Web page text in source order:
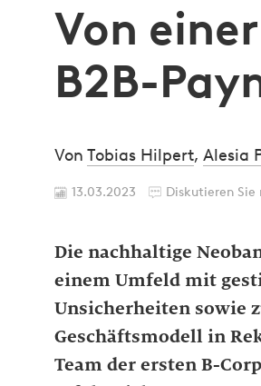
Von
B2B-
Von Tobias Hilpert, Alesia
13.03.2023 Diskutieren Sie
Die nachhaltige
einem Umfeld mit
Unsicherheiten sowie
Geschäftsmodell in
Team der ersten B-